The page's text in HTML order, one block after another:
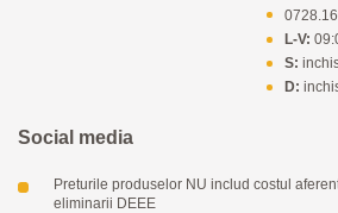
L-V:
S:
D:
Social media
Preturile produselor NU includ costul
eliminarii DEEE